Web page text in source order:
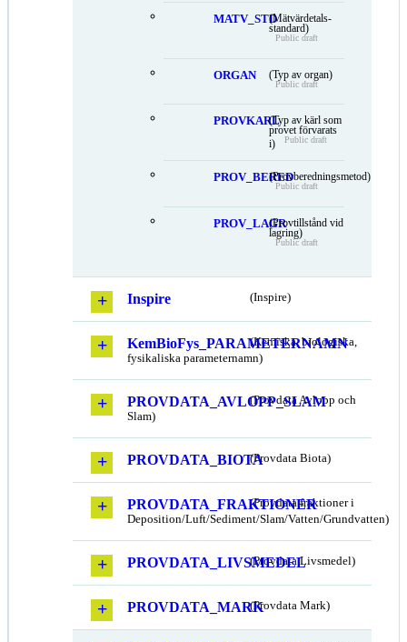
MATV_STD(Mätvärdetals-
standard)
Public draft
ORGAN (Typ av organ)
Public draft
PROVKARL(Typ av kärl som
provet förvarats
i)
Public draft
PROV_BERED(Provberedningsmetod)
Public draft
PROV_LAGR(Provtillstånd vid
lagring)
Public draft
Inspire (Inspire)
KemBioFys_PARAMETERNAMN
(Kemiska, biologiska,
fysikaliska parameternamn)
PROVDATA_AVLOPP_SLAM
(Provdata Avlopp och
Slam)
PROVDATA_BIOTA(Provdata Biota)
PROVDATA_FRAKTIONER
(Provdata fraktioner i
Deposition/Luft/Sediment/Slam/Vatten/Grundvatten)
PROVDATA_LIVSMEDEL
(Provdata Livsmedel)
PROVDATA_MARK(Provdata Mark)